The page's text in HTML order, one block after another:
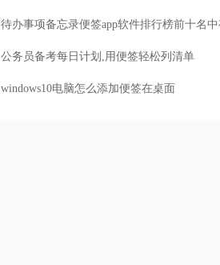
公务员备考每日计划,用便签轻松列清单
windows10电脑怎么添加便签在桌面